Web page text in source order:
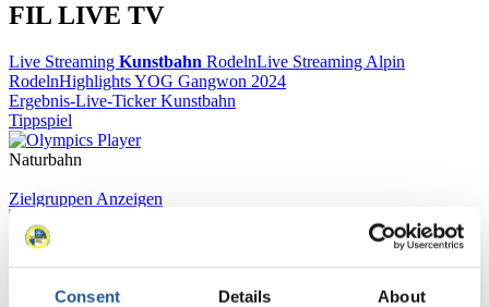
Consent Details About
FIL LIVE TV
Live Streaming Kunstbahn RodelnLive Streaming Alpin
RodelnHighlights YOG Gangwon 2024
Ergebnis-Live-Ticker Kunstbahn
Tippspiel
Naturbahn
Zielgruppen Anzeigen
Für Presse- und Medienvertreter